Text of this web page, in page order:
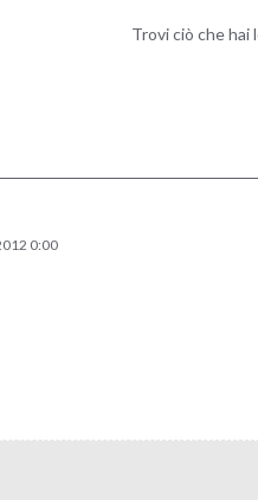
Trovi ciò che
0:00